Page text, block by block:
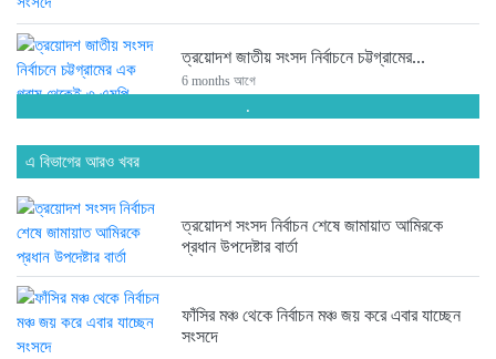
ত্রয়োদশ জাতীয় সংসদ নির্বাচনে চট্টগ্রামের...
6 months আগে
ত্রয়োদশ জাতীয় সংসদ নির্বাচনে জয়ে...
6 months আগে
ত্রয়োদশ জাতীয় সংসদ নির্বাচনে তারেক...
.
এ বিভাগের আরও খবর
ত্রয়োদশ সংসদ নির্বাচন শেষে জামায়াত আমিরকে
প্রধান উপদেষ্টার বার্তা
ফাঁসির মঞ্চ থেকে নির্বাচন মঞ্চ জয় করে এবার যাচ্ছেন
সংসদে